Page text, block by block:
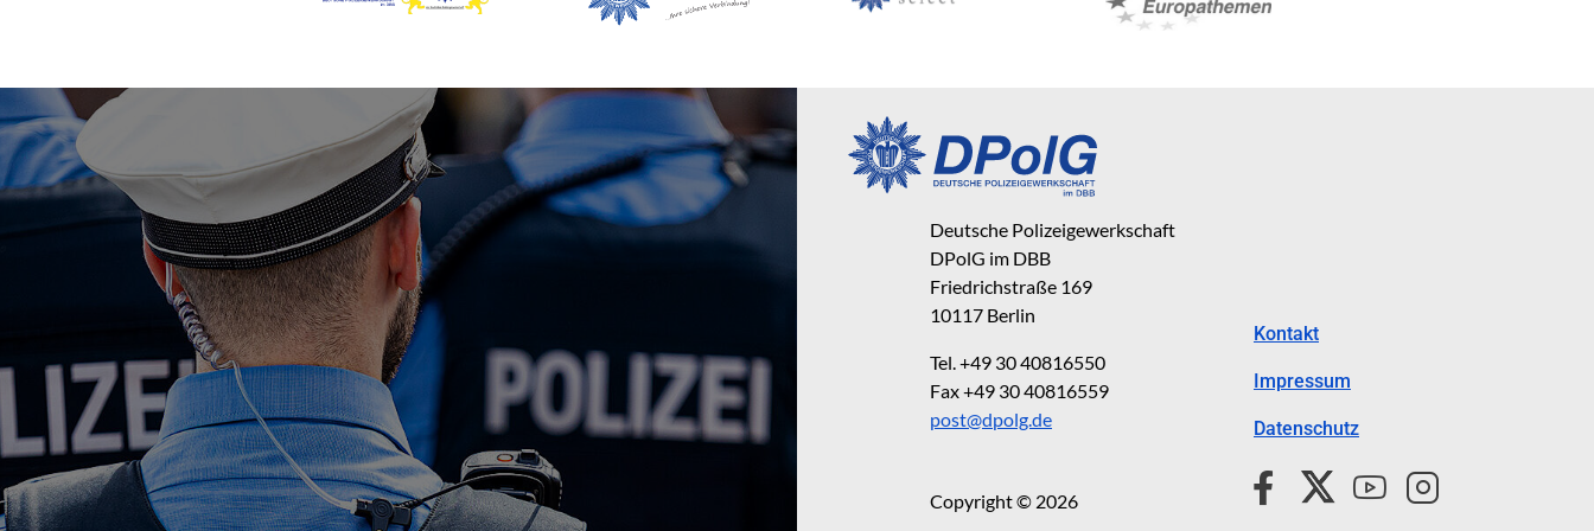
Deutsche Polizeigewerkschaft
DPolG im DBB
Friedrichstraße 169
10117 Berlin
Tel. +49 30 40816550
Fax +49 30 40816559
post@dpolg.de
Kontakt
Impressum
Datenschutz
Copyright © 2026